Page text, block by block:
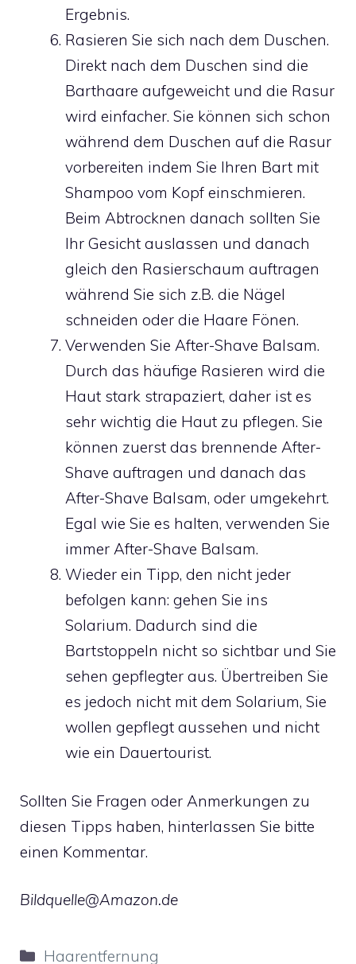
Ergebnis.
Rasieren Sie sich nach dem Duschen.
Direkt nach dem Duschen sind die
Barthaare aufgeweicht und die Rasur
wird einfacher. Sie können sich schon
während dem Duschen auf die Rasur
vorbereiten indem Sie Ihren Bart mit
Shampoo vom Kopf einschmieren.
Beim Abtrocknen danach sollten Sie
Ihr Gesicht auslassen und danach
gleich den Rasierschaum auftragen
während Sie sich z.B. die Nägel
schneiden oder die Haare Fönen.
Verwenden Sie After-Shave Balsam.
Durch das häufige Rasieren wird die
Haut stark strapaziert, daher ist es
sehr wichtig die Haut zu pflegen. Sie
können zuerst das brennende After-
Shave auftragen und danach das
After-Shave Balsam, oder umgekehrt.
Egal wie Sie es halten, verwenden Sie
immer After-Shave Balsam.
Wieder ein Tipp, den nicht jeder
befolgen kann: gehen Sie ins
Solarium. Dadurch sind die
Bartstoppeln nicht so sichtbar und Sie
sehen gepflegter aus. Übertreiben Sie
es jedoch nicht mit dem Solarium, Sie
wollen gepflegt aussehen und nicht
wie ein Dauertourist.
Sollten Sie Fragen oder Anmerkungen zu
diesen Tipps haben, hinterlassen Sie bitte
einen Kommentar.
Bildquelle@Amazon.de
Kategorien
Haarentfernung